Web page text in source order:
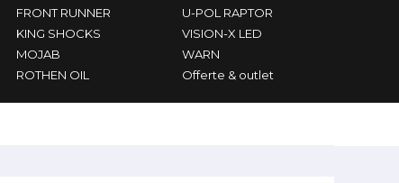
FRONT RUNNER
KING SHOCKS
MOJAB
ROTHEN OIL
U-POL RAPTOR
VISION-X LED
WARN
Offerte & outlet